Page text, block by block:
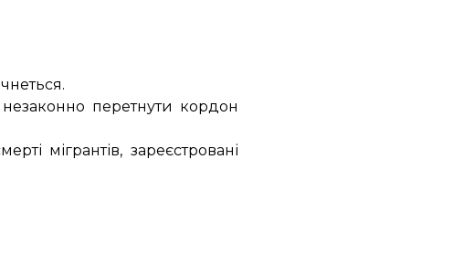
перетнути кордон
мігрантів, зареєстровані